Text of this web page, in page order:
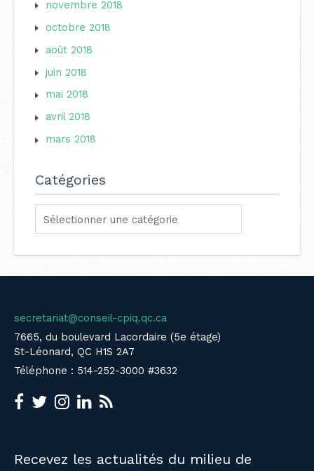
novembre 2018
octobre 2018
août 2018
juin 2018
mai 2018
avril 2018
mars 2018
Catégories
secretariat@conseil-cpiq.qc.ca
7665, du boulevard Lacordaire (5e étage)
St-Léonard, QC H1S 2A7
Téléphone : 514-252-3000 #3632
Recevez les actualités du milieu de